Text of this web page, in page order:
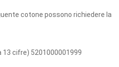
cotone possono richiedere la
13 cifre) 5201000001999